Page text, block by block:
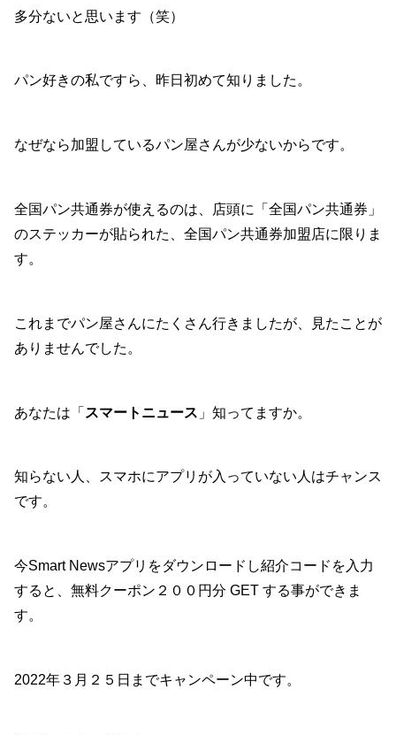
多分ないと思います（笑）
パン好きの私ですら、昨日初めて知りました。
なぜなら加盟しているパン屋さんが少ないからです。
全国パン共通券が使えるのは、店頭に「全国パン共通券」
のステッカーが貼られた、全国パン共通券加盟店に限りま
す。
これまでパン屋さんにたくさん行きましたが、見たことが
ありませんでした。
あなたは「 スマートニュース 」知ってますか。
知らない人、スマホにアプリが入っていない人はチャンス
です。
今Smart Newsアプリをダウンロードし紹介コードを入力
すると、無料クーポン２００円分 GET する事ができま
す。
2022年３月２５日までキャンペーン中です。